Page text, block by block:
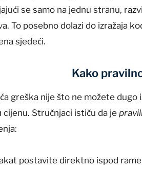
se samo na jednu stranu,
To posebno dolazi do izražaja
sjedeći.
Kako
greška nije što ne možete
cijenu. Stručnjaci ističu da je
postavite direktno ispod